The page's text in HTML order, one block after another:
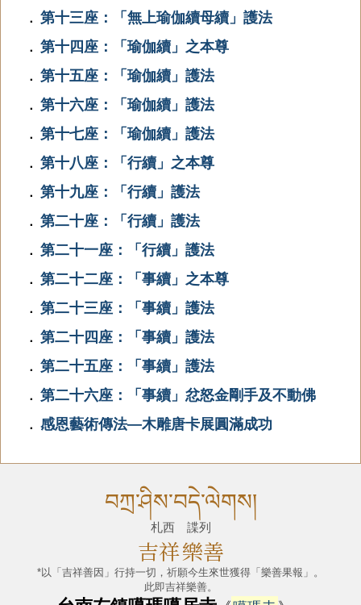
． 第十三座：「無上瑜伽續母續」護法
． 第十四座：「瑜伽續」之本尊
． 第十五座：「瑜伽續」護法
． 第十六座：「瑜伽續」護法
． 第十七座：「瑜伽續」護法
． 第十八座：「行續」之本尊
． 第十九座：「行續」護法
． 第二十座：「行續」護法
． 第二十一座：「行續」護法
． 第二十二座：「事續」之本尊
． 第二十三座：「事續」護法
． 第二十四座：「事續」護法
． 第二十五座：「事續」護法
． 第二十六座：「事續」忿怒金剛手及不動佛
． 感恩藝術傳法—木雕唐卡展圓滿成功
བཀྲ་ཤིས་བདེ་ལེགས།
札西 諜列
吉祥樂善
*以「吉祥善因」行持一切，祈願今生來世獲得「樂善果報」。
此即吉祥樂善。